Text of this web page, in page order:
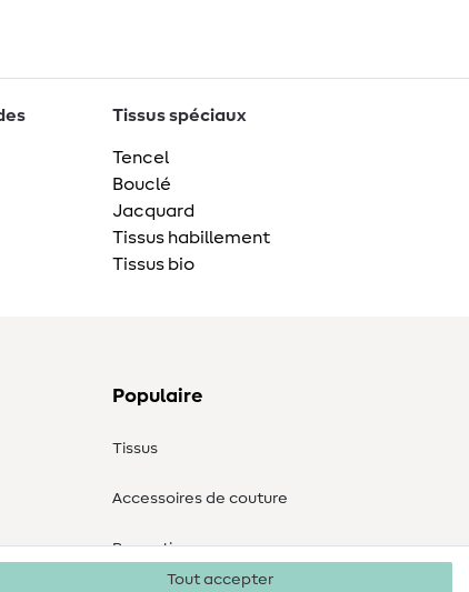
Tissus spéciaux
Tencel
Bouclé
Jacquard
Tissus habillement
Tissus bio
Populaire
Tissus
Accessoires de couture
Promotions
Tout accepter